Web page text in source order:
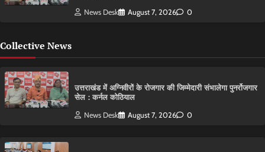
News Desk August 7, 2026 0
Collective News
उत्तराखंड में अग्निवीरों के रोजगार की जिम्मेदारी संभालेगा पुनर्रोजगार
सेल : कर्नल कोठियाल
News Desk August 7, 2026 0